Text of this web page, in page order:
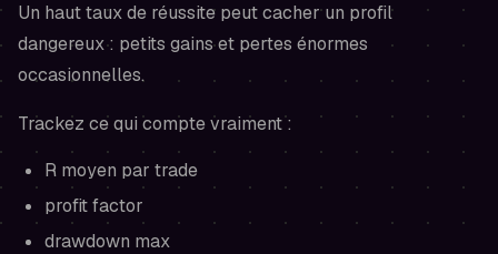
Un haut taux de réussite peut cacher un profil
dangereux : petits gains et pertes énormes
occasionnelles.
Trackez ce qui compte vraiment :
R moyen par trade
profit factor
drawdown max